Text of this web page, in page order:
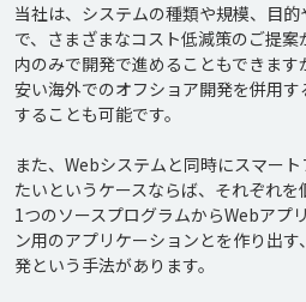
当社は、システムの種類や規模、目
で、さまざまなコスト低減策のご提
内のみで開発で進めることもできま
安い海外でのオフショア開発を併用
することも可能です。
また、Webシステムと同時にスマー
たいというケースならば、それぞれを
1つのソースプログラムからWebアプ
ン用のアプリケーションとを作り出
発という手法があります。